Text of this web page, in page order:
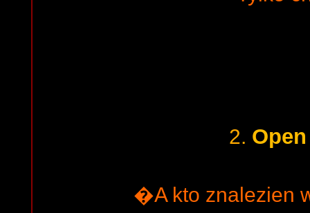
2.
�A kto znalezien